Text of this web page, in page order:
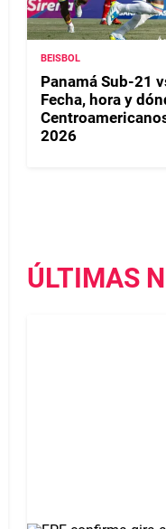
BEISBOL
Panamá Sub-21
Fecha, hora y
2026
ÚLTIMAS